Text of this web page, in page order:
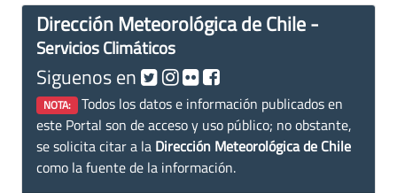
Dirección Meteorológica de Chile -
Servicios Climáticos
Siguenos en
NOTA: Todos los datos e información publicados en
este Portal son de acceso y uso público; no obstante,
se solicita citar a la Dirección Meteorológica de Chile
como la fuente de la información.